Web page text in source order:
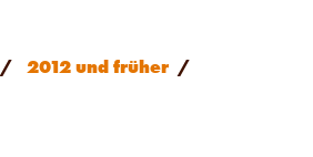
/ 2012 und früher /